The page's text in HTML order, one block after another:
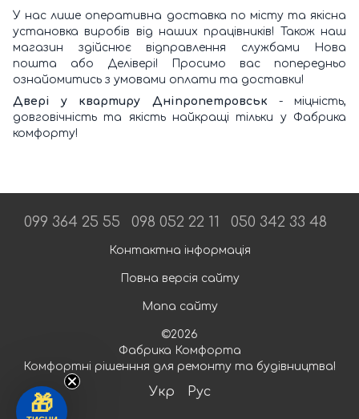
У нас лише оперативна доставка по місту та якісна
установка виробів від наших працівників! Також наш
магазин здійснює відправлення службами Нова
пошта або Делівері! Просимо вас попередньо
ознайомитись з умовами оплати та доставки!
Двері у квартиру Дніпропетровськ - міцність,
довговічність та якість найкращі тільки у Фабрика
комфорту!
099 364 25 55 098 052 22 11 050 342 33 48
Контактна інформація
Повна версія сайту
Мапа сайту
©2026
Фабрика Комфорта
Комфортні рішенння для ремонту та будівництва!
Укр Рус
🎁